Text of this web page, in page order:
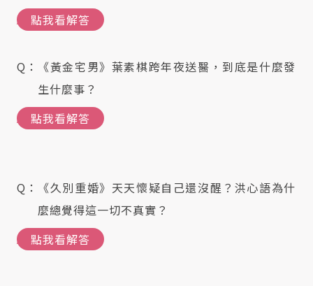
點我看解答
《黃金宅男》葉素棋跨年夜送醫，到底是什麼發
生什麼事？
點我看解答
《久別重婚》天天懷疑自己還沒醒？洪心語為什
麼總覺得這一切不真實？
點我看解答